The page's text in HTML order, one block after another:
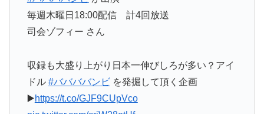
毎週木曜日18:00配信 計4回放送
司会ゾフィー さん
収録も大盛り上がり日本一伸びしろが多い？アイ
ドル #ババババンビを発掘して頂く企画
▶️https://t.co/GJF9CUpVco